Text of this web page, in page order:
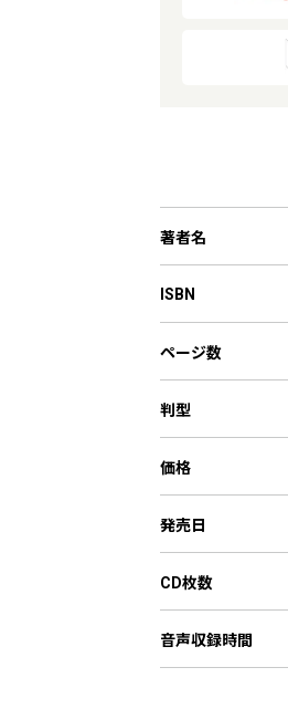
著者名
ISBN
ページ数
判型
価格
発売日
CD枚数
音声収録時間